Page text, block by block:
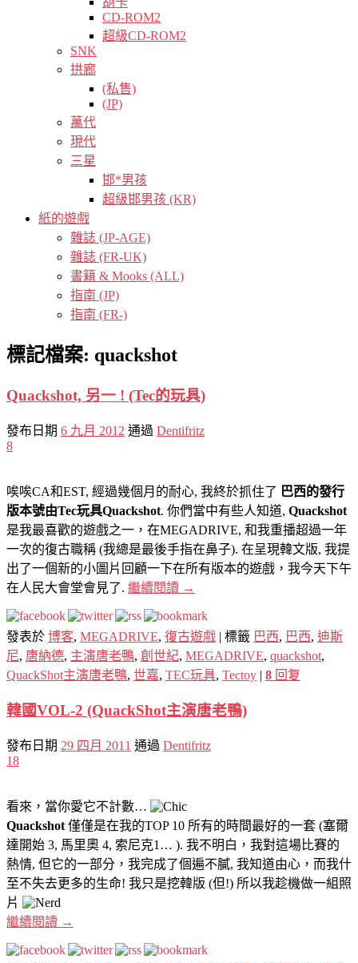
CD-ROM2
超級CD-ROM2
SNK
拱廊
(私售)
(JP)
萬代
現代
三星
邯*男孩
超級邯男孩 (KR)
紙的遊戲
雜誌 (JP-AGE)
雜誌 (FR-UK)
書籍 & Mooks (ALL)
指南 (JP)
指南 (FR-)
標記檔案: quackshot
Quackshot, 另一 ! (Tec的玩具)
發布日期 6 九月 2012 通過 Dentifritz
8
唉唉CA和EST, 經過幾個月的耐心, 我終於抓住了 巴西的發行
版本號由Tec玩具Quackshot. 你們當中有些人知道, Quackshot
是我最喜歡的遊戲之一，在MEGADRIVE, 和我重播超過一年
一次的復古職稱 (我總是最後手指在鼻子). 在呈現韓文版, 我提
出了一個新的小圖片回顧一下在所有版本的遊戲，我今天下午
在人民大會堂會見了. 繼續閱讀 →
發表於 博客, MEGADRIVE, 復古遊戲 | 標籤 巴西, 巴西, 迪斯
尼, 唐納德, 主演唐老鴨, 創世紀, MEGADRIVE, quackshot,
QuackShot主演唐老鴨, 世嘉, TEC玩具, Tectoy | 8 回复
韓國VOL-2 (QuackShot主演唐老鴨)
發布日期 29 四月 2011 通過 Dentifritz
18
看來，當你愛它不計數…
Quackshot 僅僅是在我的TOP 10 所有的時間最好的一套 (塞爾
達開始 3, 馬里奧 4, 索尼克1… ). 我不明白，我對這場比賽的
熱情, 但它的一部分，我完成了個遍不膩, 我知道由心，而我什
至不失去更多的生命! 我只是挖韓版 (但!) 所以我趁機做一組照
片
繼續閱讀 →